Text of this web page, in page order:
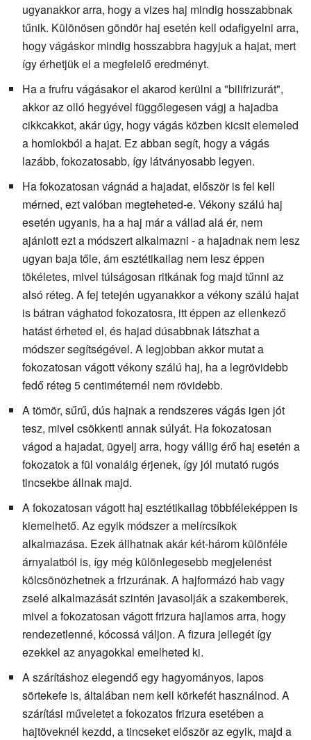
ugyanakkor arra, hogy a vizes haj mindig hosszabbnak
tűnik. Különösen göndör haj esetén kell odafigyelni arra,
hogy vágáskor mindig hosszabbra hagyjuk a hajat, mert
így érhetjük el a megfelelő eredményt.
Ha a frufru vágásakor el akarod kerülni a "bilifrizurát",
akkor az olló hegyével függőlegesen vágj a hajadba
cikkcakkot, akár úgy, hogy vágás közben kicsit elemeled
a homlokból a hajat. Ez abban segít, hogy a vágás
lazább, fokozatosabb, így látványosabb legyen.
Ha fokozatosan vágnád a hajadat, először is fel kell
mérned, ezt valóban megteheted-e. Vékony szálú haj
esetén ugyanis, ha a haj már a vállad alá ér, nem
ajánlott ezt a módszert alkalmazni - a hajadnak nem lesz
ugyan baja tőle, ám esztétikailag nem lesz éppen
tökéletes, mivel túlságosan ritkának fog majd tűnni az
alsó réteg. A fej tetején ugyanakkor a vékony szálú hajat
is bátran vághatod fokozatosra, itt éppen az ellenkező
hatást érheted el, és hajad dúsabbnak látszhat a
módszer segítségével. A legjobban akkor mutat a
fokozatosan vágott vékony szálú haj, ha a legrövidebb
fedő réteg 5 centiméternél nem rövidebb.
A tömör, sűrű, dús hajnak a rendszeres vágás igen jót
tesz, mivel csökkenti annak súlyát. Ha fokozatosan
vágod a hajadat, ügyelj arra, hogy vállig érő haj esetén a
fokozatok a fül vonaláig érjenek, így jól mutató rugós
tincsekbe állnak majd.
A fokozatosan vágott haj esztétikailag többféleképpen is
kiemelhető. Az egyik módszer a melírcsíkok
alkalmazása. Ezek állhatnak akár két-három különféle
árnyalatból is, így még különlegesebb megjelenést
kölcsönözhetnek a frizurának. A hajformázó hab vagy
zselé alkalmazását szintén javasolják a szakemberek,
mivel a fokozatosan vágott frizura hajlamos arra, hogy
rendezetlenné, kócossá váljon. A fizura jellegét így
ezekkel az anyagokkal emelheted ki.
A szárításhoz elegendő egy hagyományos, lapos
sörtekefe is, általában nem kell körkefét használnod. A
szárítási műveletet a fokozatos frizura esetében a
hajtöveknél kezdd, a tincseket először az egyik, majd a